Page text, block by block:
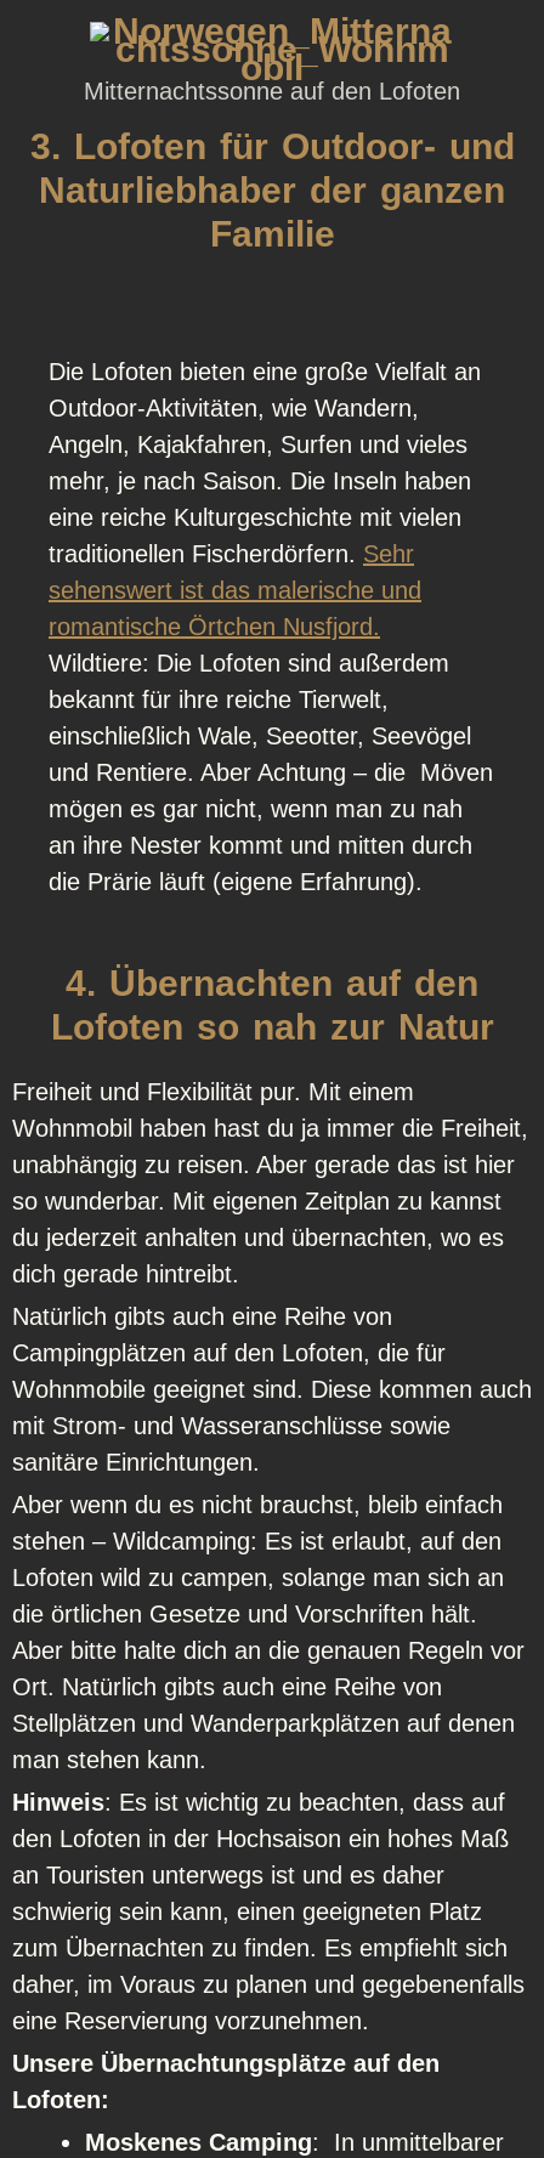
Mitternachtssonne auf den Lofoten
3. Lofoten für Outdoor- und
Naturliebhaber der ganzen
Familie
Die Lofoten bieten eine große Vielfalt an
Outdoor-Aktivitäten, wie Wandern,
Angeln, Kajakfahren, Surfen und vieles
mehr, je nach Saison. Die Inseln haben
eine reiche Kulturgeschichte mit vielen
traditionellen Fischerdörfern. Sehr
sehenswert ist das malerische und
romantische Örtchen Nusfjord.
Wildtiere: Die Lofoten sind außerdem
bekannt für ihre reiche Tierwelt,
einschließlich Wale, Seeotter, Seevögel
und Rentiere. Aber Achtung – die Möven
mögen es gar nicht, wenn man zu nah
an ihre Nester kommt und mitten durch
die Prärie läuft (eigene Erfahrung).
4. Übernachten auf den
Lofoten so nah zur Natur
Freiheit und Flexibilität pur. Mit einem
Wohnmobil haben hast du ja immer die Freiheit,
unabhängig zu reisen. Aber gerade das ist hier
so wunderbar. Mit eigenen Zeitplan zu kannst
du jederzeit anhalten und übernachten, wo es
dich gerade hintreibt.
Natürlich gibts auch eine Reihe von
Campingplätzen auf den Lofoten, die für
Wohnmobile geeignet sind. Diese kommen auch
mit Strom- und Wasseranschlüsse sowie
sanitäre Einrichtungen.
Aber wenn du es nicht brauchst, bleib einfach
stehen – Wildcamping: Es ist erlaubt, auf den
Lofoten wild zu campen, solange man sich an
die örtlichen Gesetze und Vorschriften hält.
Aber bitte halte dich an die genauen Regeln vor
Ort. Natürlich gibts auch eine Reihe von
Stellplätzen und Wanderparkplätzen auf denen
man stehen kann.
Hinweis: Es ist wichtig zu beachten, dass auf
den Lofoten in der Hochsaison ein hohes Maß
an Touristen unterwegs ist und es daher
schwierig sein kann, einen geeigneten Platz
zum Übernachten zu finden. Es empfiehlt sich
daher, im Voraus zu planen und gegebenenfalls
eine Reservierung vorzunehmen.
Unsere Übernachtungsplätze auf den
Lofoten:
Moskenes Camping: In unmittelbarer